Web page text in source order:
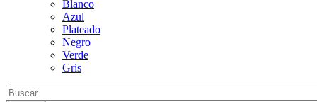
Blanco
Azul
Plateado
Negro
Verde
Gris